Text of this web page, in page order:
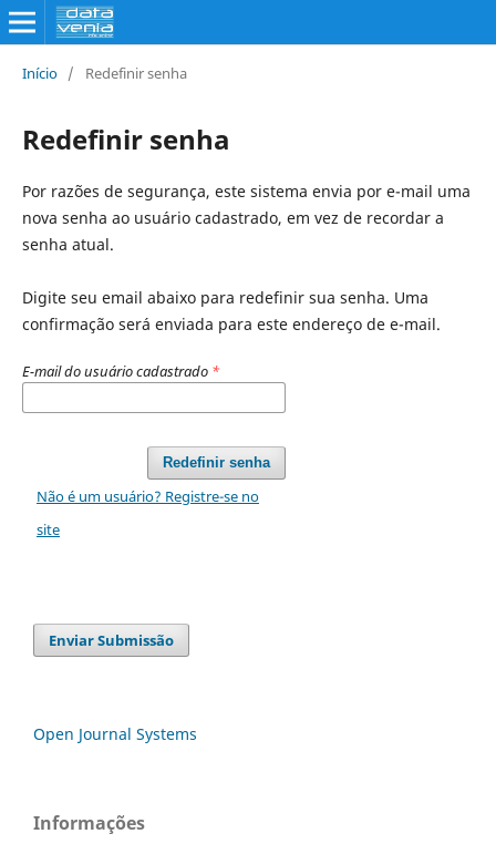
Início / Redefinir senha
Redefinir senha
Por razões de segurança, este sistema envia por e-mail uma
nova senha ao usuário cadastrado, em vez de recordar a
senha atual.
Digite seu email abaixo para redefinir sua senha. Uma
confirmação será enviada para este endereço de e-mail.
E-mail do usuário cadastrado *
Redefinir senha
Não é um usuário? Registre-se no
site
Enviar Submissão
Open Journal Systems
Informações